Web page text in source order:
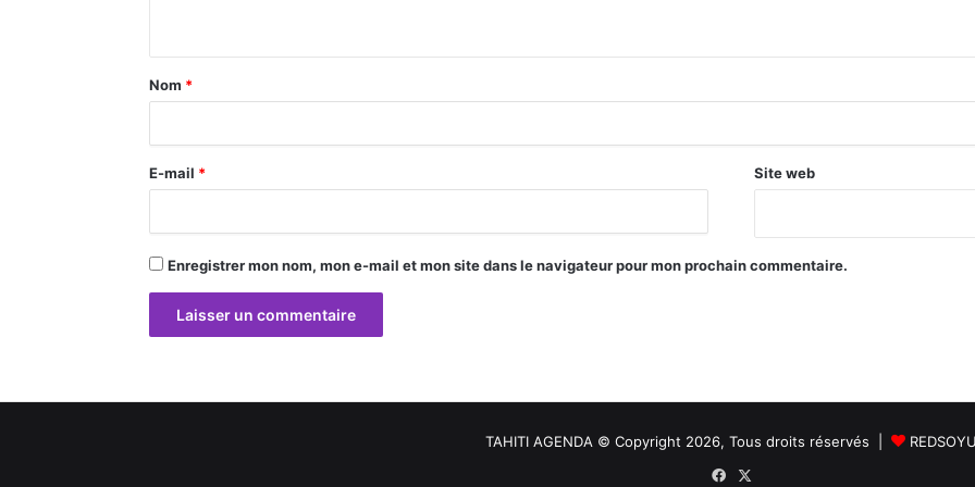
a
r
e
Nom *
E-mail * Site web
Enregistrer mon nom, mon e-mail et mon site dans le navigateur pour mon prochain commentaire.
TAHITI AGENDA © Copyright 2026, Tous droits réservés |
Facebook